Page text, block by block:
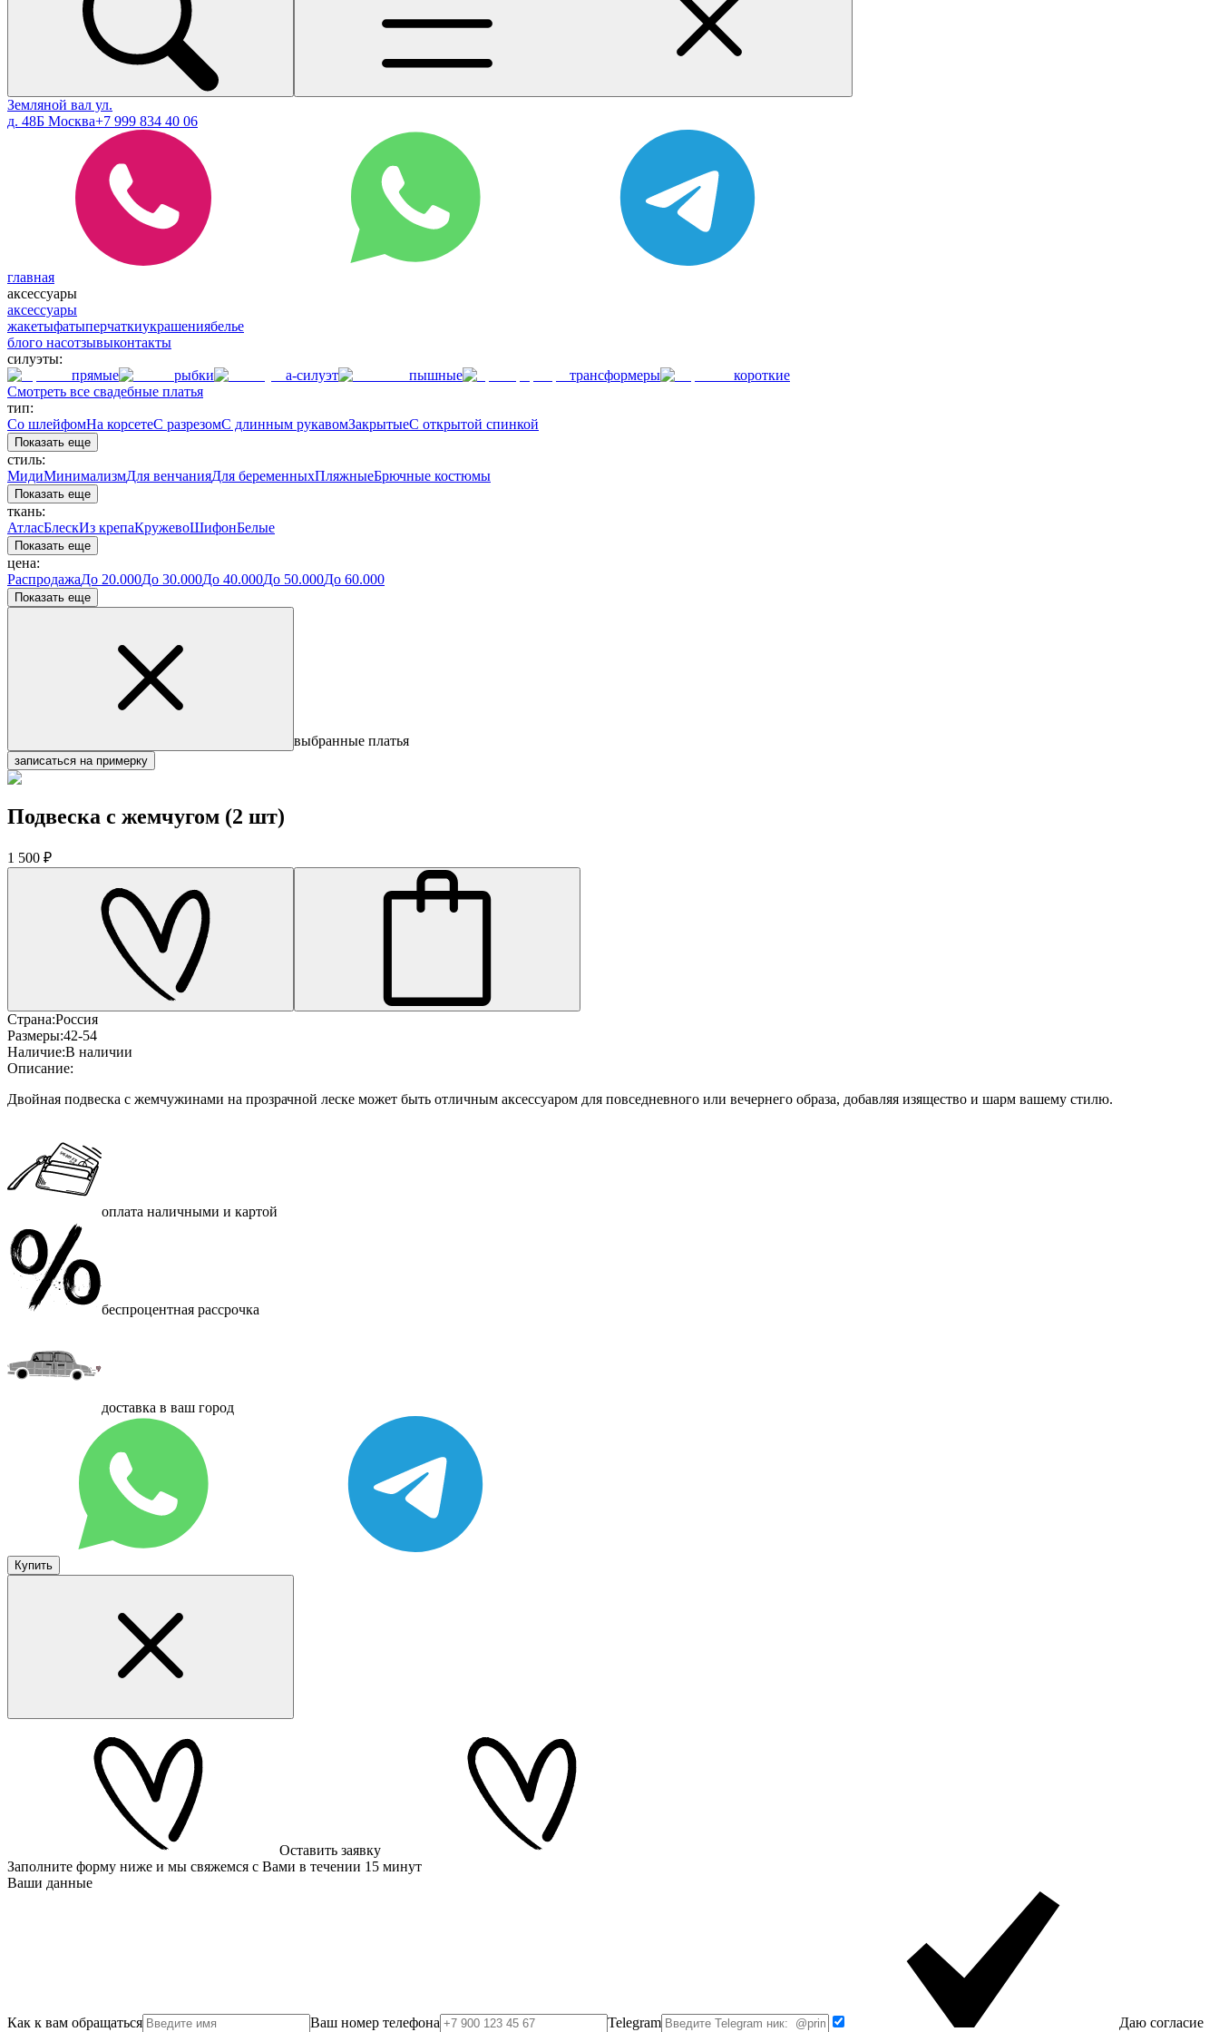
Земляной вал ул.
д. 48Б Москва+7 999 834 40 06
главная
аксессуары
аксессуары
жакетыфатыперчаткиукрашениябелье
блого насотзывыконтакты
силуэты:
прямые
рыбки а-силуэт пышные трансформеры
короткие
Смотреть все свадебные платья
тип:
Со шлейфомНа корсетеС разрезомС длинным рукавомЗакрытыеС открытой спинкой
Показать еще
стиль:
МидиМинимализмДля венчанияДля беременныхПляжныеБрючные костюмы
Показать еще
ткань:
АтласБлескИз крепаКружевоШифонБелые
Показать еще
цена:
РаспродажаДо 20.000До 30.000До 40.000До 50.000До 60.000
Показать еще
выбранные платья
записаться на примерку
Подвеска с жемчугом (2 шт)
1 500 ₽
Страна:Россия
Размеры:42-54
Наличие:В наличии
Описание:
Двойная подвеска с жемчужинами на прозрачной леске может быть отличным аксессуаром для повседневного или вечернего образа, добавляя изящество и шарм вашему стилю.
оплата наличными и картой
беспроцентная рассрочка
доставка в ваш город
Купить
Оставить заявку
Заполните форму ниже и мы свяжемся с Вами в течении 15 минут
Ваши данные
Как к вам обращаться Ваш номер телефона Telegram Даю согласие